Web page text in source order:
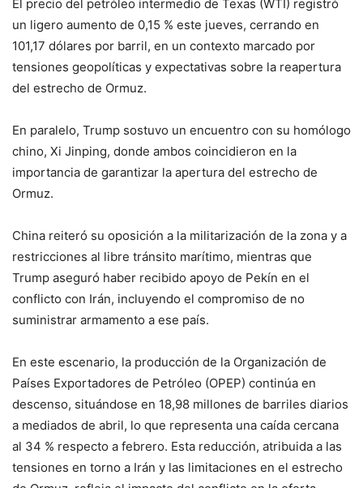
El precio del petróleo intermedio de Texas (WTI) registró
un ligero aumento de 0,15 % este jueves, cerrando en
101,17 dólares por barril, en un contexto marcado por
tensiones geopolíticas y expectativas sobre la reapertura
del estrecho de Ormuz.
En paralelo, Trump sostuvo un encuentro con su homólogo
chino, Xi Jinping, donde ambos coincidieron en la
importancia de garantizar la apertura del estrecho de
Ormuz.
China reiteró su oposición a la militarización de la zona y a
restricciones al libre tránsito marítimo, mientras que
Trump aseguró haber recibido apoyo de Pekín en el
conflicto con Irán, incluyendo el compromiso de no
suministrar armamento a ese país.
En este escenario, la producción de la Organización de
Países Exportadores de Petróleo (OPEP) continúa en
descenso, situándose en 18,98 millones de barriles diarios
a mediados de abril, lo que representa una caída cercana
al 34 % respecto a febrero. Esta reducción, atribuida a las
tensiones en torno a Irán y las limitaciones en el estrecho